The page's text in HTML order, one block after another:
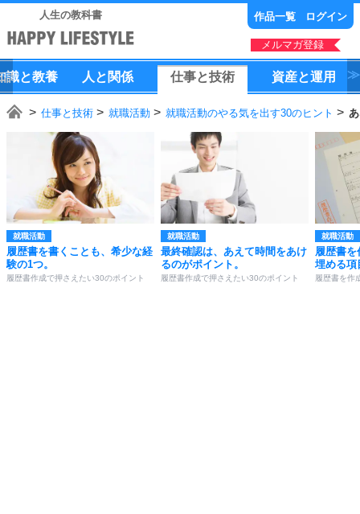
人生の教科書 作品一覧 ログイン
メルマガ登録
識と教養 人 と 関係 仕事と技術 資産と運用
仕事と技術 就職活動 就職活動のやる気を出す30のヒント
就職活動
履歴書を書くことも、希少な経
験の1つ。
履歴書作成で押さえたい30のポイント
就職活動
最終確認は、あえて時間をあけ
るのがポイント。
履歴書作成で押さえたい30のポイント
就職活動
履歴書
埋める項
履歴書を作